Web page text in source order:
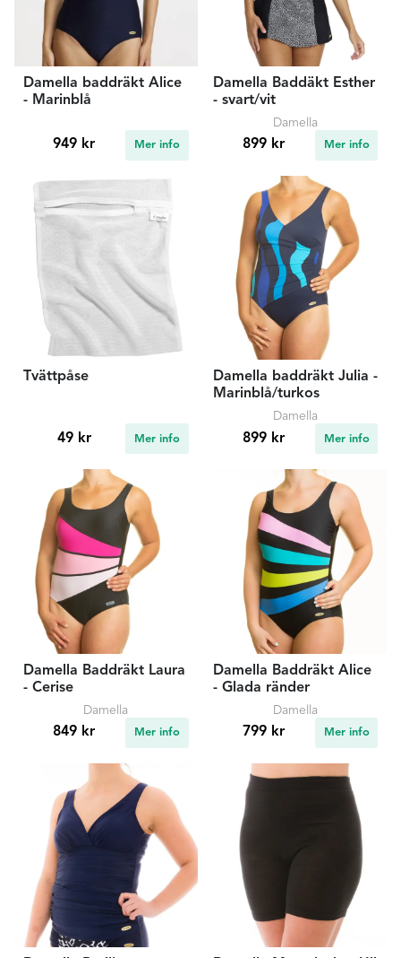
Damella baddräkt Alice
- Marinblå
949 kr Mer info
Damella Baddäkt Esther
- svart/vit
Damella
899 kr Mer info
Tvättpåse
49 kr Mer info
Damella baddräkt Julia -
Marinblå/turkos
Damella
899 kr Mer info
Damella Baddräkt Laura
- Cerise
Damella
849 kr Mer info
Damella Baddräkt Alice
- Glada ränder
Damella
799 kr Mer info